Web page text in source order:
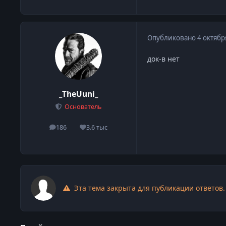
_TheUuni_
Основатель
186
сообщения3.6 тыс
Репутация
Опубликовано4
док-в нет
Эта тема закрыта для публикации ответов.